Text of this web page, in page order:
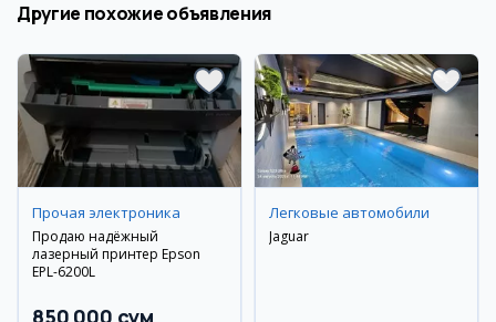
Другие похожие объявления
Прочая электроника
Продаю надёжный
лазерный принтер Epson
EPL-6200L
850 000 сум
Легковые автомобили
Jaguar